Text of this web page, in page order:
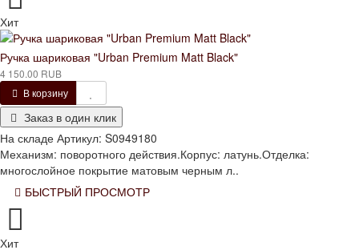
Хит
Ручка шариковая "Urban Premium Matt Black"
4 150.00 RUB
В корзину
Заказ в один клик
На складе Артикул: S0949180
Механизм: поворотного действия.Корпус: латунь.Отделка:
многослойное покрытие матовым черным л..
БЫСТРЫЙ ПРОСМОТР
Хит